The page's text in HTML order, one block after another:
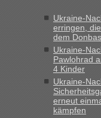
Ukraine-
erringen,
dem
Ukraine-
Pawlohrad
4 Kinder
Ukraine-
erneut
kämpfen